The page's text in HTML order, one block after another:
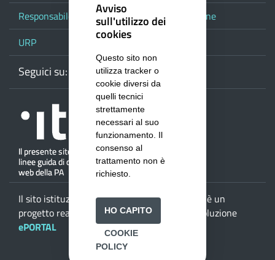
Responsabile del procedimento di pubblicazione
URP
Seguici su: WebmailFacebook
Youtube
Il sito istituzionale dellaProvincia di Salerno
è un
progetto realizzato daISWEB S.p.A.
con la soluzione
ePORTAL
Avviso
sull'utilizzo dei
cookies
Questo sito non
utilizza tracker o
cookie diversi da
quelli tecnici
strettamente
necessari al suo
funzionamento. Il
consenso al
trattamento non è
richiesto.
HO CAPITO
COOKIE
POLICY